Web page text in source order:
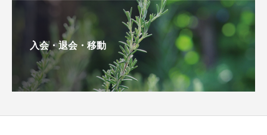
入会・退会・移動